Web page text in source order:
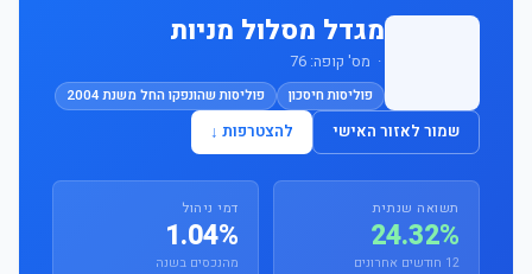
מגדל מסלול מניות
· מס' קופה: 76
פוליסות חיסכון פוליסות שהונפקו החל משנת 2004
שמור לאזור האישי להצטרפות ↓
תשואה שנתית
24.32%
12 חודשים אחרונים
דמי ניהול
1.04%
מהנכסים בשנה